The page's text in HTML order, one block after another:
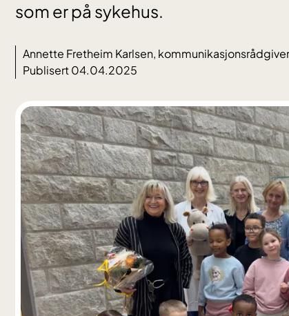
som er på sykehus.
Annette Fretheim Karlsen, kommunikasjonsrådgiver
Publisert 04.04.2025